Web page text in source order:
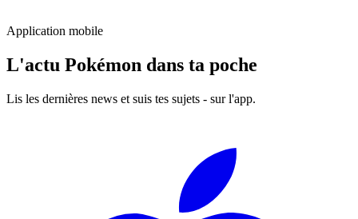
Application mobile
L'actu Pokémon dans ta poche
Lis les dernières news et suis tes sujets - sur l'app.